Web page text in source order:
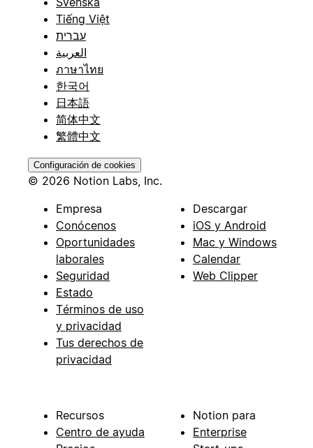
Tiếng Việt
עברית
العربية
ภาษาไทย
한국어
日本語
简体中文
繁體中文
Configuración de cookies
© 2026 Notion Labs, Inc.
Empresa
Conócenos
Oportunidades
laborales
Seguridad
Estado
Términos de uso
y privacidad
Tus derechos de
privacidad
Descargar
iOS y Android
Mac y Windows
Calendar
Web Clipper
Recursos
Centro de ayuda
Notion para
Enterprise